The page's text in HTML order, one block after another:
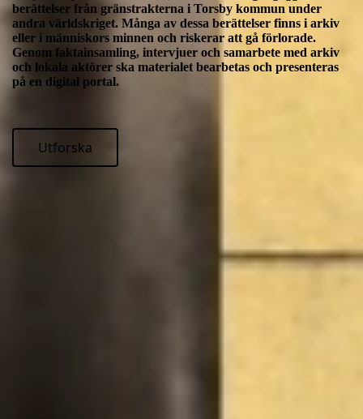
berättelser från gränstrakterna i Torsby kommun under
andra världskriget. Många av dessa berättelser finns i arkiv
eller i människors minnen och riskerar att gå förlorade.
Genom faktainsamling, intervjuer och samarbete med arkiv
och lokala aktörer ska materialet bearbetas och presenteras
på en digital portal.
Utforska